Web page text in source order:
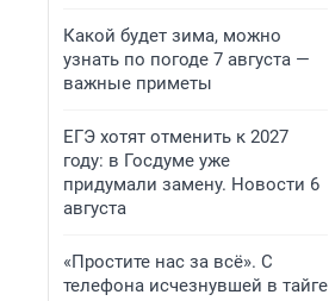
Какой будет зима, можно
узнать по погоде 7 августа —
важные приметы
ЕГЭ хотят отменить к 2027
году: в Госдуме уже
придумали замену. Новости 6
августа
«Простите нас за всё». С
телефона исчезнувшей в тайге